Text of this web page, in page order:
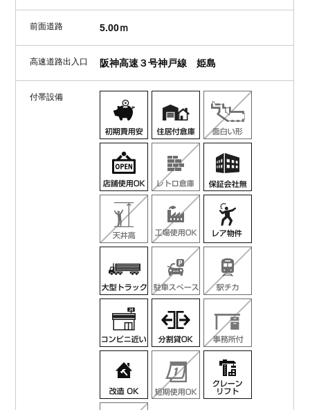
前面道路 5.00ｍ
高速道路出入口 阪神高速３号神戸線 姫島
付帯設備